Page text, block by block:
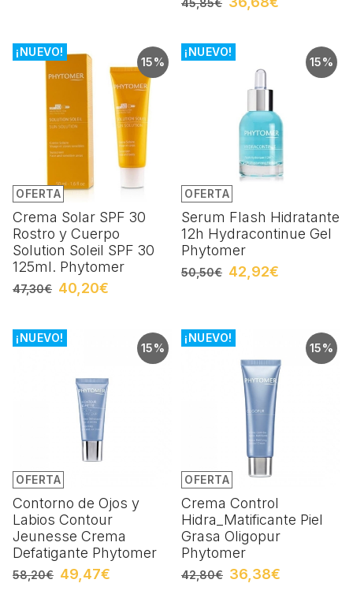
15%
OFERTA
¡NUEVO!
Crema Solar SPF 30
Rostro y Cuerpo
Solution Soleil SPF 30
125ml. Phytomer
47,30€ 40,20€
15%
OFERTA
¡NUEVO!
Serum Flash Hidratante
12h Hydracontinue Gel
Phytomer
50,50€ 42,92€
15%
OFERTA
¡NUEVO!
Contorno de Ojos y
Labios Contour
Jeunesse Crema
Defatigante Phytomer
58,20€ 49,47€
15%
OFERTA
¡NUEVO!
Crema Control
Hidra_Matificante Piel
Grasa Oligopur
Phytomer
42,80€ 36,38€